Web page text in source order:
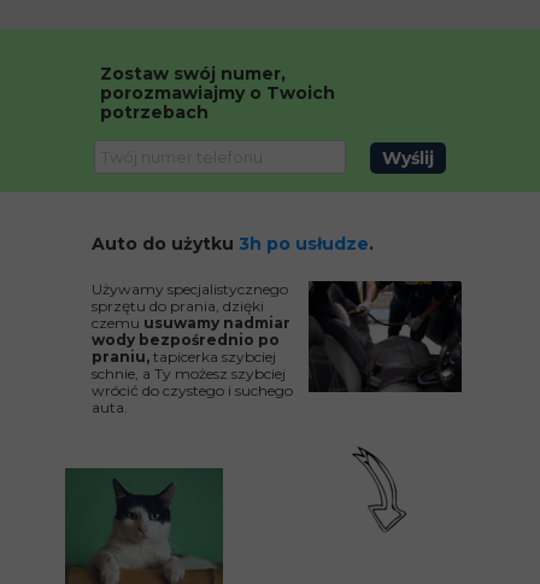
Auto do użytku 3h po usłudze.
Używamy specjalistycznego
sprzętu do prania, dzięki
czemu usuwamy nadmiar
wody bezpośrednio po
praniu, tapicerka szybciej
schnie, a Ty możesz szybciej
wrócić do czystego i suchego
auta.
Wyślij
Zostaw swój numer,
porozmawiajmy o Twoich
potrzebach